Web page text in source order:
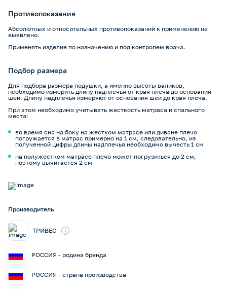
Противопоказания
Абсолютных и относительных противопоказаний к применению не
выявлено.
Применять изделие по назначению и под контролем врача.
Подбор размера
Для подбора размера подушки, а именно высоты валиков,
необходимо измерить длину надплечья от края плеча до основания
шеи. Длину надплечья измеряют от основания шеи до края плеча.
При этом необходимо учитывать жесткость матраса и спального
места:
во время сна на боку на жестком матрасе или диване плечо
погружается в матрас примерно на 1 см, следовательно, из
полученной цифры длины надплечья необходимо вычесть 1 см
на полужестком матрасе плечо может погрузиться до 2 см,
поэтому вычитается 2 см
Производитель
ТРИВЕС i
РОССИЯ - родина бренда
РОССИЯ - страна производства